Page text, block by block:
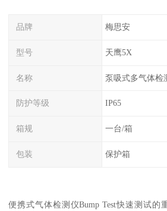
品牌 梅思安
型号 天鹰5X
名称 泵吸式多气体检
防护等级 IP65
箱规 一台/箱
包装 保护箱
便携式气体检测仪Bump Test快速测试的